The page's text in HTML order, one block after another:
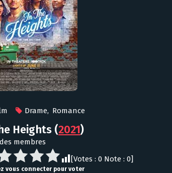
Drame, Romance
Heights (2021)
membres
[Votes : 0 Note : 0]
vous connecter pour voter